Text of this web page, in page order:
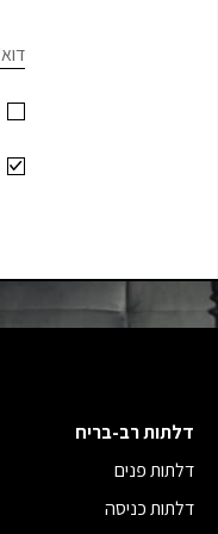
-
דלתות רב-בריח
דלתות פנים
דלתות כניסה